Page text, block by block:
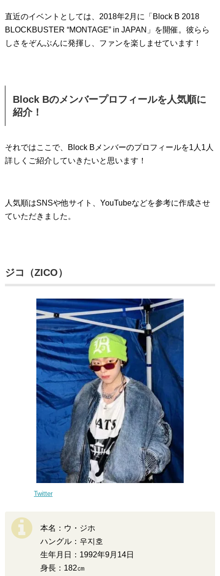
直近のイベントとしては、2018年2月に「Block B 2018
BLOCKBUSTER “MONTAGE” in JAPAN」を開催。彼らら
しさをぞんぶんに発揮し、ファンを楽しませています！
Block Bのメンバープロフィールを人気順に
紹介！
それではここで、Block Bメンバーのプロフィールを1人1人
詳しくご紹介していきたいと思います！
人気順はSNSや他サイト、YouTubeなどを参考に作成させ
ていただきました。
ジコ（ZICO）
Twitter
本名：ウ・ジホ
ハングル：우지호
生年月日：1992年9月14日
身長：182㎝